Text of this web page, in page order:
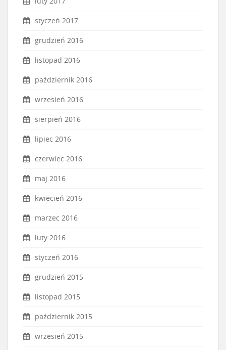
styczeń 2017
grudzień 2016
listopad 2016
październik 2016
wrzesień 2016
sierpień 2016
lipiec 2016
czerwiec 2016
maj 2016
kwiecień 2016
marzec 2016
luty 2016
styczeń 2016
grudzień 2015
listopad 2015
październik 2015
wrzesień 2015